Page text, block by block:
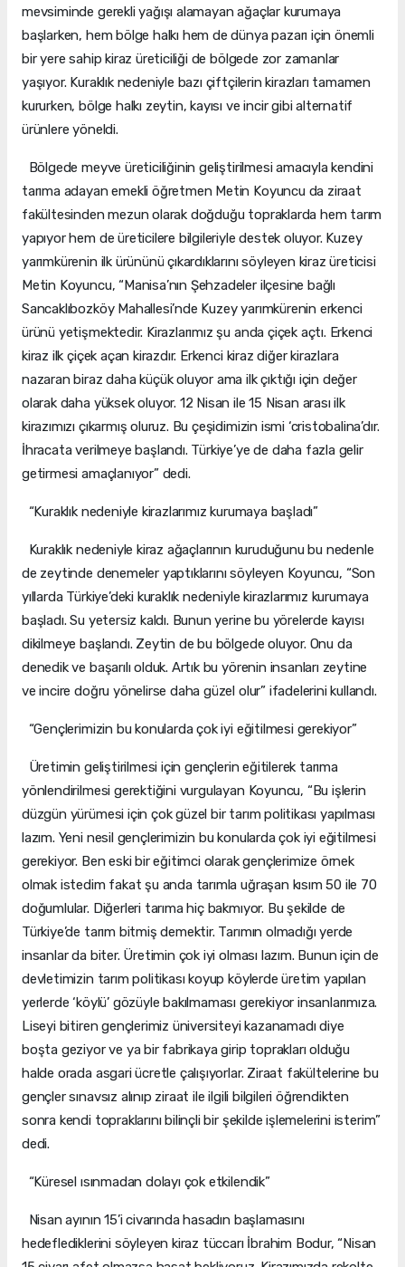
mevsiminde gerekli yağışı alamayan ağaçlar kurumaya
başlarken, hem bölge halkı hem de dünya pazarı için önemli
bir yere sahip kiraz üreticiliği de bölgede zor zamanlar
yaşıyor. Kuraklık nedeniyle bazı çiftçilerin kirazları tamamen
kururken, bölge halkı zeytin, kayısı ve incir gibi alternatif
ürünlere yöneldi.
Bölgede meyve üreticiliğinin geliştirilmesi amacıyla kendini
tarıma adayan emekli öğretmen Metin Koyuncu da ziraat
fakültesinden mezun olarak doğduğu topraklarda hem tarım
yapıyor hem de üreticilere bilgileriyle destek oluyor. Kuzey
yarımkürenin ilk ürününü çıkardıklarını söyleyen kiraz üreticisi
Metin Koyuncu, “Manisa’nın Şehzadeler ilçesine bağlı
Sancaklıbozköy Mahallesi’nde Kuzey yarımkürenin erkenci
ürünü yetişmektedir. Kirazlarımız şu anda çiçek açtı. Erkenci
kiraz ilk çiçek açan kirazdır. Erkenci kiraz diğer kirazlara
nazaran biraz daha küçük oluyor ama ilk çıktığı için değer
olarak daha yüksek oluyor. 12 Nisan ile 15 Nisan arası ilk
kirazımızı çıkarmış oluruz. Bu çeşidimizin ismi ‘cristobalina’dır.
İhracata verilmeye başlandı. Türkiye’ye de daha fazla gelir
getirmesi amaçlanıyor” dedi.
“Kuraklık nedeniyle kirazlarımız kurumaya başladı”
Kuraklık nedeniyle kiraz ağaçlarının kuruduğunu bu nedenle
de zeytinde denemeler yaptıklarını söyleyen Koyuncu, “Son
yıllarda Türkiye’deki kuraklık nedeniyle kirazlarımız kurumaya
başladı. Su yetersiz kaldı. Bunun yerine bu yörelerde kayısı
dikilmeye başlandı. Zeytin de bu bölgede oluyor. Onu da
denedik ve başarılı olduk. Artık bu yörenin insanları zeytine
ve incire doğru yönelirse daha güzel olur” ifadelerini kullandı.
“Gençlerimizin bu konularda çok iyi eğitilmesi gerekiyor”
Üretimin geliştirilmesi için gençlerin eğitilerek tarıma
yönlendirilmesi gerektiğini vurgulayan Koyuncu, “Bu işlerin
düzgün yürümesi için çok güzel bir tarım politikası yapılması
lazım. Yeni nesil gençlerimizin bu konularda çok iyi eğitilmesi
gerekiyor. Ben eski bir eğitimci olarak gençlerimize örnek
olmak istedim fakat şu anda tarımla uğraşan kısım 50 ile 70
doğumlular. Diğerleri tarıma hiç bakmıyor. Bu şekilde de
Türkiye’de tarım bitmiş demektir. Tarımın olmadığı yerde
insanlar da biter. Üretimin çok iyi olması lazım. Bunun için de
devletimizin tarım politikası koyup köylerde üretim yapılan
yerlerde ‘köylü’ gözüyle bakılmaması gerekiyor insanlarımıza.
Liseyi bitiren gençlerimiz üniversiteyi kazanamadı diye
boşta geziyor ve ya bir fabrikaya girip toprakları olduğu
halde orada asgari ücretle çalışıyorlar. Ziraat fakültelerine bu
gençler sınavsız alınıp ziraat ile ilgili bilgileri öğrendikten
sonra kendi topraklarını bilinçli bir şekilde işlemelerini isterim”
dedi.
“Küresel ısınmadan dolayı çok etkilendik”
Nisan ayının 15’i civarında hasadın başlamasını
hedeflediklerini söyleyen kiraz tüccarı İbrahim Bodur, “Nisan